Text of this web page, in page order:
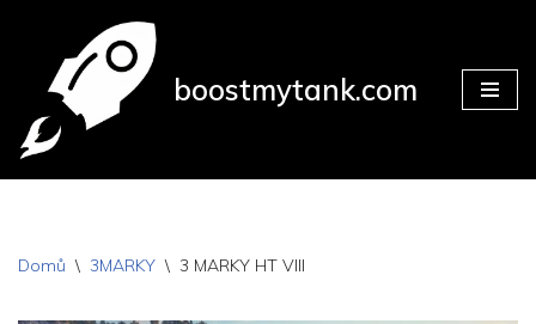
Přeskočit
obsah
boostmytank.com
Domů \ 3MARKY \ 3 MARKY HT VIII